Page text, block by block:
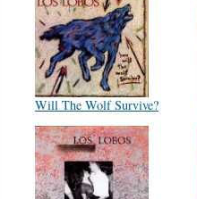
Will The Wolf Survive?